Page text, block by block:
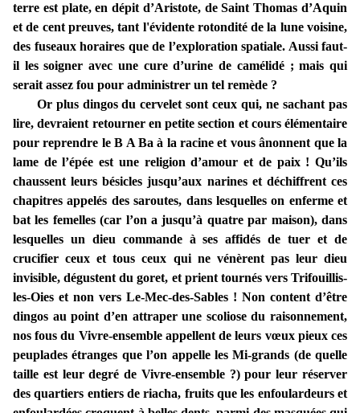
terre est plate, en dépit d’Aristote, de Saint Thomas d’Aquin
et de cent preuves, tant l'évidente rotondité de la lune voisine,
des fuseaux horaires que de l’exploration spatiale. Aussi faut-
il les soigner avec une cure d’urine de camélidé ; mais qui
serait assez fou pour administrer un tel remède ?
Or plus dingos du cervelet sont ceux qui, ne sachant pas
lire, devraient retourner en petite section et cours élémentaire
pour reprendre le B A Ba à la racine et vous ânonnent que la
lame de l’épée est une religion d’amour et de paix ! Qu’ils
chaussent leurs bésicles jusqu’aux narines et déchiffrent ces
chapitres appelés des saroutes, dans lesquelles on enferme et
bat les femelles (car l’on a jusqu’à quatre par maison), dans
lesquelles un dieu commande à ses affidés de tuer et de
crucifier ceux et tous ceux qui ne vénèrent pas leur dieu
invisible, dégustent du goret, et prient tournés vers Trifouillis-
les-Oies et non vers Le-Mec-des-Sables ! Non content d’être
dingos au point d’en attraper une scoliose du raisonnement,
nos fous du Vivre-ensemble appellent de leurs vœux pieux ces
peuplades étranges que l’on appelle les Mi-grands (de quelle
taille est leur degré de Vivre-ensemble ?) pour leur réserver
des quartiers entiers de riacha, fruits que les enfoulardeurs et